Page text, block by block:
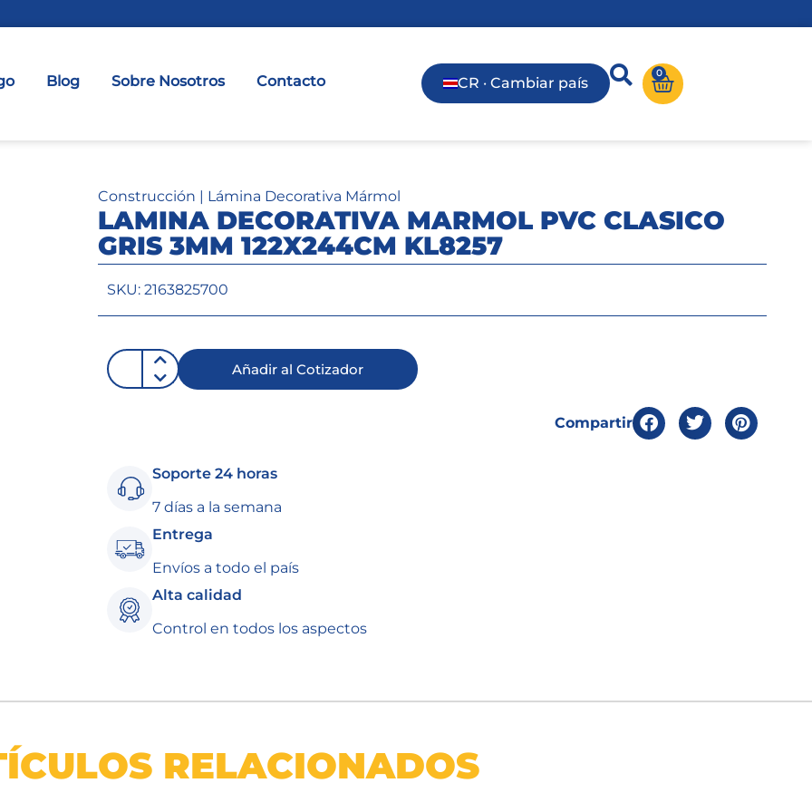
Blog Sobre Nosotros Contacto CR · Cambiar país
0
Construcción | Lámina Decorativa Mármol
LAMINA DECORATIVA MARMOL PVC CLASICO
GRIS 3MM 122X244CM KL8257
SKU: 2163825700
Añadir al Cotizador
Compartir
Soporte 24 horas
7 días a la semana
Entrega
Envíos a todo el país
Alta calidad
Control en todos los aspectos
RELACIONADOS